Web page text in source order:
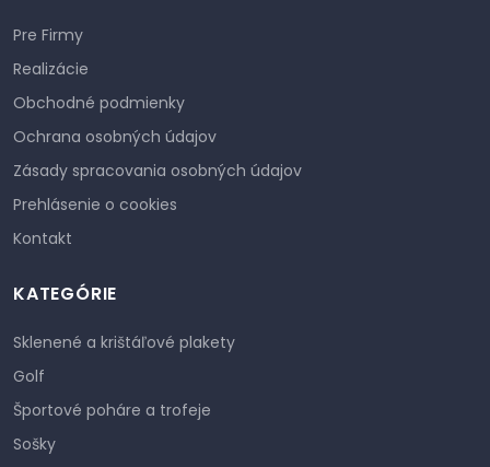
Pre Firmy
Realizácie
Obchodné podmienky
Ochrana osobných údajov
Zásady spracovania osobných údajov
Prehlásenie o cookies
Kontakt
KATEGÓRIE
Sklenené a krištáľové plakety
Golf
Športové poháre a trofeje
Sošky